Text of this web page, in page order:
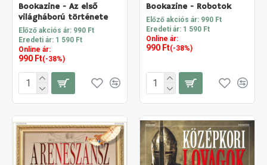
Bookazine - Az első
világháború története
Előző akciós ár: 990 Ft
Eredeti ár: 1 590 Ft
Online ár:
990 Ft(-38%)
Bookazine - Robotok
Előző akciós ár: 990 Ft
Eredeti ár: 1 590 Ft
Online ár:
990 Ft(-38%)